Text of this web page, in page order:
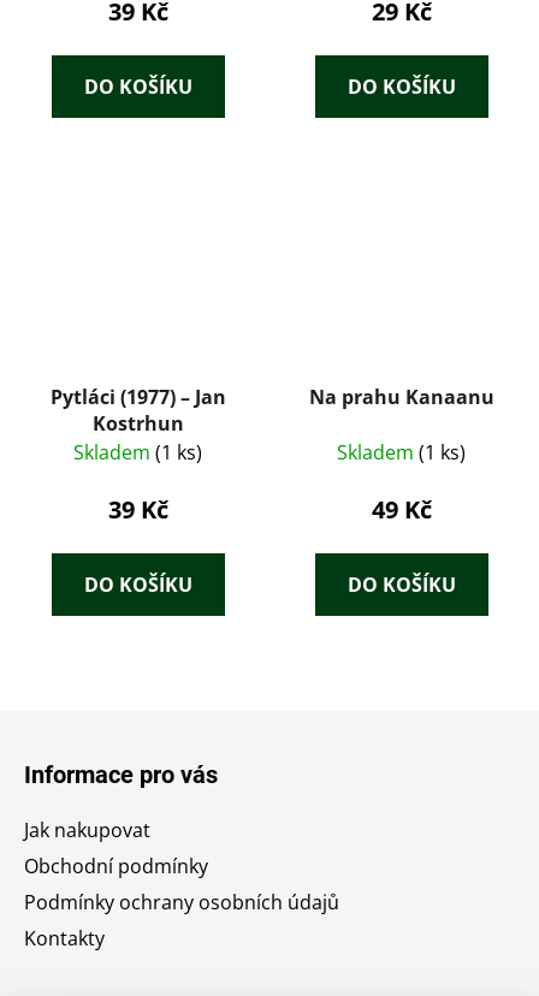
39 Kč
DO KOŠÍKU
29 Kč
DO KOŠÍKU
Pytláci (1977) – Jan
Kostrhun
Skladem (1 ks)
39 Kč
DO KOŠÍKU
Na prahu Kanaanu
Skladem (1 ks)
49 Kč
DO KOŠÍKU
Informace pro vás
Jak nakupovat
Obchodní podmínky
Podmínky ochrany osobních údajů
Kontakty